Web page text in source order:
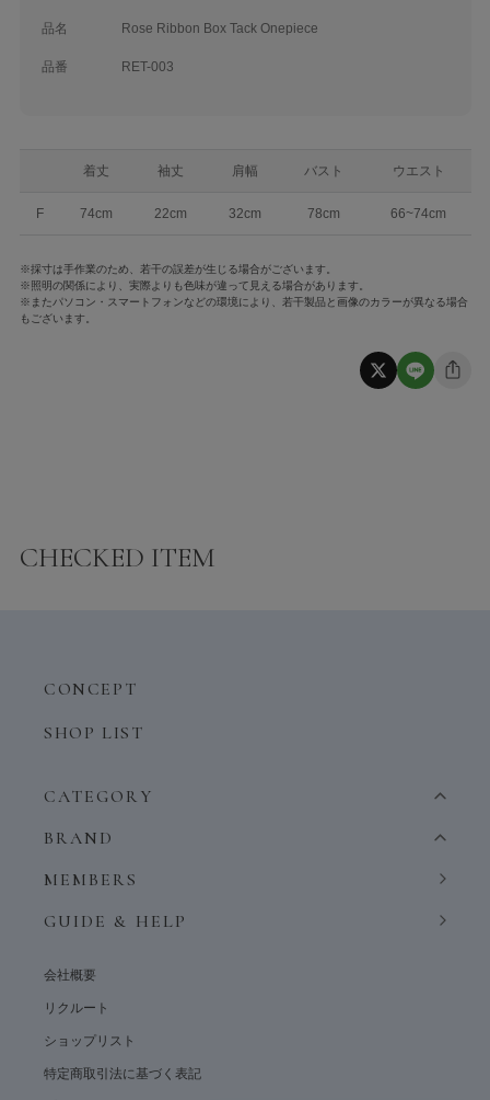
品名 Rose Ribbon Box Tack Onepiece
品番 RET-003
着丈 袖丈 肩幅 バスト ウエスト
F 74cm 22cm 32cm 78cm 66~74cm
※採寸は手作業のため、若干の誤差が生じる場合がございます。
※照明の関係により、実際よりも色味が違って見える場合があります。
※またパソコン・スマートフォンなどの環境により、若干製品と画像のカラーが異なる場合
もございます。
CHECKED ITEM
CONCEPT
SHOP LIST
CATEGORY
BRAND
MEMBERS
GUIDE & HELP
会社概要
リクルート
ショップリスト
特定商取引法に基づく表記